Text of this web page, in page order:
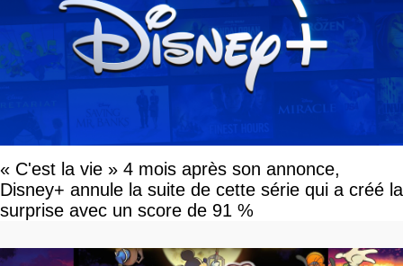
« C'est la vie » 4 mois après son annonce,
Disney+ annule la suite de cette série qui a créé la
surprise avec un score de 91 %